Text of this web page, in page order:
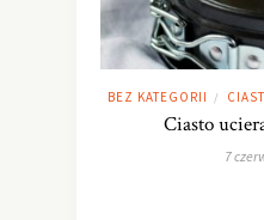
BEZ KATEGORII /
Ciasto
7